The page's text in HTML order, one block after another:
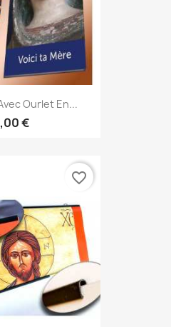
Ourlet En...
€
favorite_border